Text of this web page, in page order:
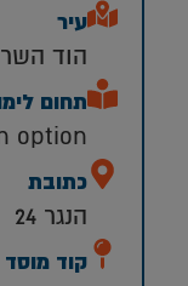
עיר
הוד
תחום
option
כתובת
הנגר 24
קוד מוסד